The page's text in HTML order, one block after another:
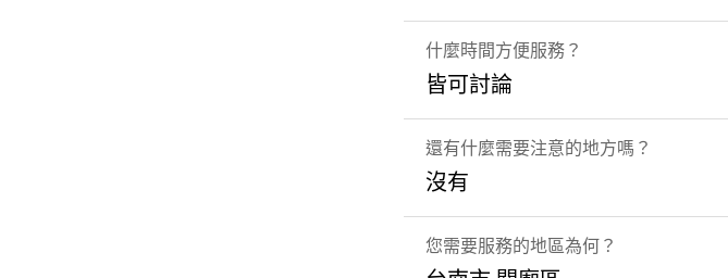
什麼時間方便服務？
皆可討論
還有什麼需要注意的地方嗎？
沒有
您需要服務的地區為何？